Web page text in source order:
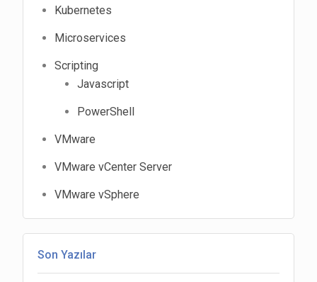
Kubernetes
Microservices
Scripting
Javascript
PowerShell
VMware
VMware vCenter Server
VMware vSphere
Son Yazılar